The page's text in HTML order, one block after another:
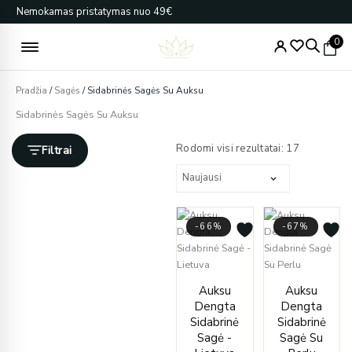
Pereiti
prie
turinio
Nemokamas pristatymas nuo 49€
0
Pradžia /Sagės / Sidabrinės Sagės Su Auksu
Sidabrinės Sagės Su Auksu
Filtrai Rodomi visi rezultatai: 17pagal
-66%
Auksu
Dengta
Sidabrinė
Sagė -
was:
€64.00.
is:
€22.00.
-67%
Auksu
Dengta
Sidabrinė
Sagė Su
was:
is: